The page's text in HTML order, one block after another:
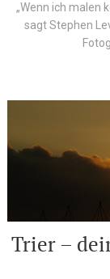
„Wenn ich malen
sagt Stephen
Trier –